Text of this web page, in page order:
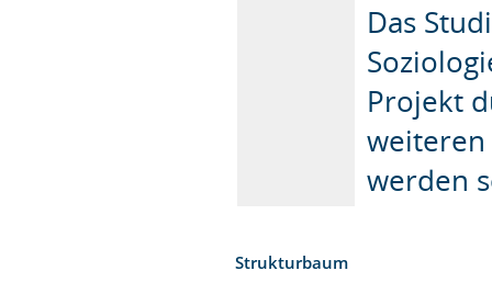
Das
Projekt
werden
Strukturbaum